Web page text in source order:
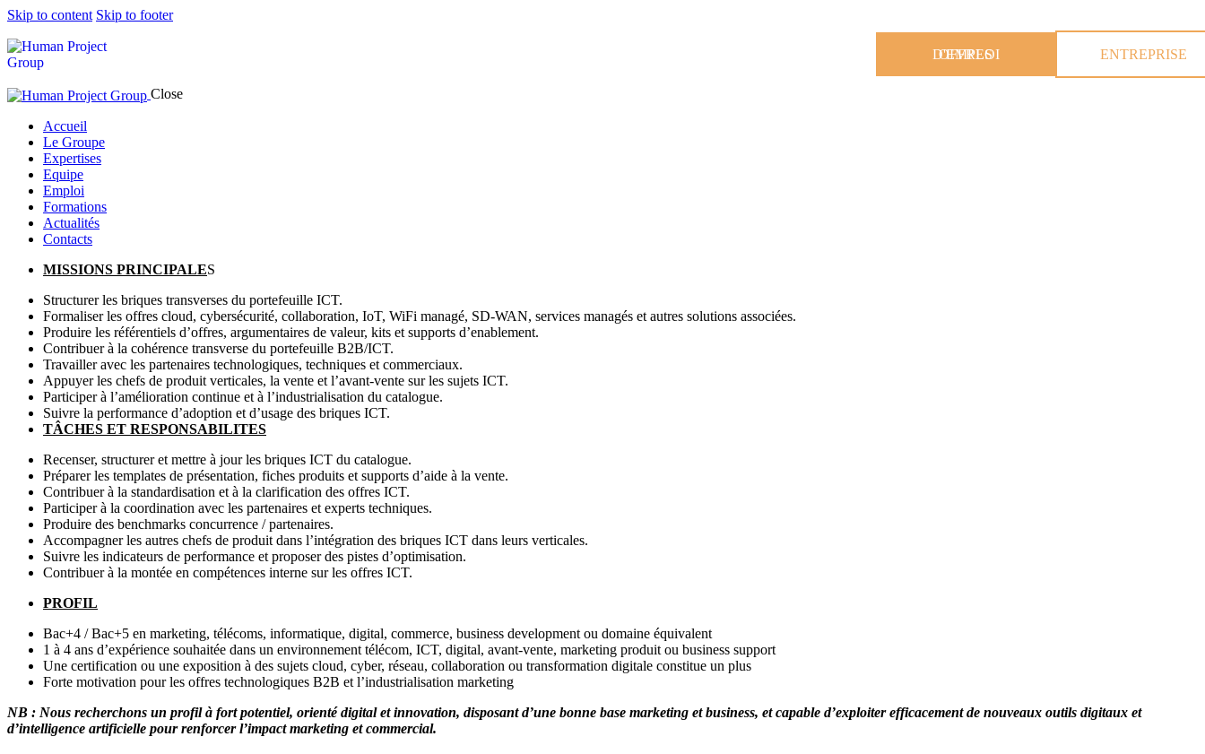
Skip to content Skip to footer
OFFRES D'EMPLOI ENTREPRISE
Close
Accueil
Le Groupe
Expertises
Equipe
Emploi
Formations
Actualités
Contacts
MISSIONS PRINCIPALES
Structurer les briques transverses du portefeuille ICT.
Formaliser les offres cloud, cybersécurité, collaboration, IoT, WiFi managé, SD-WAN, services managés et autres solutions associées.
Produire les référentiels d’offres, argumentaires de valeur, kits et supports d’enablement.
Contribuer à la cohérence transverse du portefeuille B2B/ICT.
Travailler avec les partenaires technologiques, techniques et commerciaux.
Appuyer les chefs de produit verticales, la vente et l’avant-vente sur les sujets ICT.
Participer à l’amélioration continue et à l’industrialisation du catalogue.
Suivre la performance d’adoption et d’usage des briques ICT.
TÂCHES ET RESPONSABILITES
Recenser, structurer et mettre à jour les briques ICT du catalogue.
Préparer les templates de présentation, fiches produits et supports d’aide à la vente.
Contribuer à la standardisation et à la clarification des offres ICT.
Participer à la coordination avec les partenaires et experts techniques.
Produire des benchmarks concurrence / partenaires.
Accompagner les autres chefs de produit dans l’intégration des briques ICT dans leurs verticales.
Suivre les indicateurs de performance et proposer des pistes d’optimisation.
Contribuer à la montée en compétences interne sur les offres ICT.
PROFIL
Bac+4 / Bac+5 en marketing, télécoms, informatique, digital, commerce, business development ou domaine équivalent
1 à 4 ans d’expérience souhaitée dans un environnement télécom, ICT, digital, avant-vente, marketing produit ou business support
Une certification ou une exposition à des sujets cloud, cyber, réseau, collaboration ou transformation digitale constitue un plus
Forte motivation pour les offres technologiques B2B et l’industrialisation marketing
NB : Nous recherchons un profil à fort potentiel, orienté digital et innovation, disposant d’une bonne base marketing et business, et capable d’exploiter efficacement de nouveaux outils digitaux et
d’intelligence artificielle pour renforcer l’impact marketing et commercial.